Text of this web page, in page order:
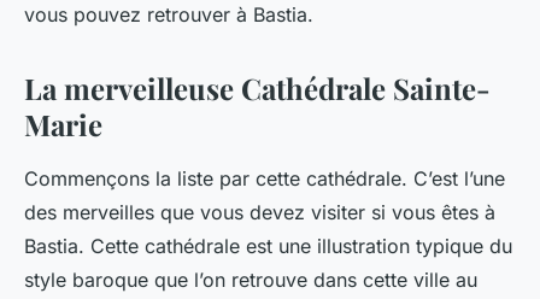
vous pouvez retrouver à Bastia.
La merveilleuse Cathédrale Sainte-
Marie
Commençons la liste par cette cathédrale. C’est l’une
des merveilles que vous devez visiter si vous êtes à
Bastia. Cette cathédrale est une illustration typique du
style baroque que l’on retrouve dans cette ville au